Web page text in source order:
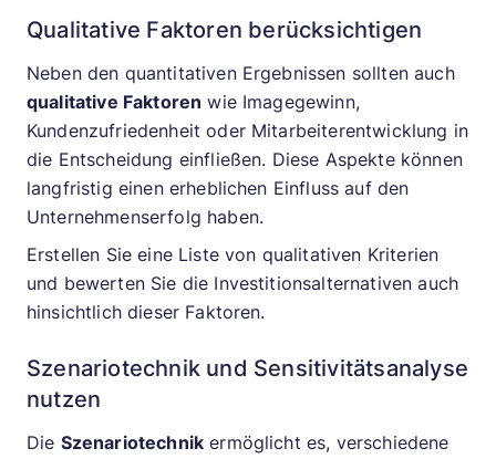
Qualitative Faktoren berücksichtigen
Neben den quantitativen Ergebnissen sollten auch
qualitative Faktoren wie Imagegewinn,
Kundenzufriedenheit oder Mitarbeiterentwicklung in
die Entscheidung einfließen. Diese Aspekte können
langfristig einen erheblichen Einfluss auf den
Unternehmenserfolg haben.
Erstellen Sie eine Liste von qualitativen Kriterien
und bewerten Sie die Investitionsalternativen auch
hinsichtlich dieser Faktoren.
Szenariotechnik und Sensitivitätsanalyse
nutzen
Die Szenariotechnik ermöglicht es, verschiedene